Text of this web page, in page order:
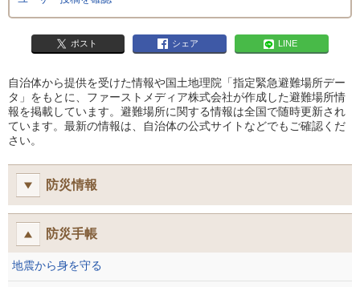
ポスト シェア LINE
自治体から提供を受けた情報や国土地理院「指定緊急避難場所デー
タ」をもとに、ファーストメディア株式会社が作成した避難場所情
報を掲載しています。避難場所に関する情報は全国で随時更新され
ています。最新の情報は、自治体の公式サイトなどでもご確認くだ
さい。
防災情報
防災手帳
地震から身を守る